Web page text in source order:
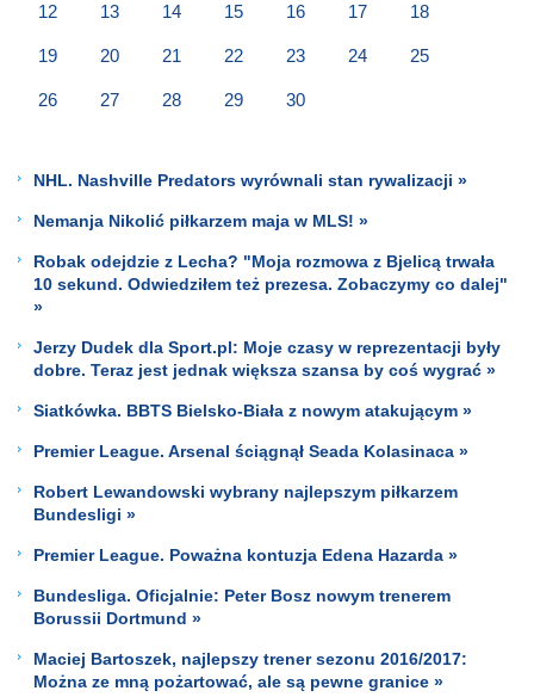
12 13 14 15 16 17 18
19 20 21 22 23 24 25
26 27 28 29 30
NHL. Nashville Predators wyrównali stan rywalizacji »
Nemanja Nikolić piłkarzem maja w MLS! »
Robak odejdzie z Lecha? "Moja rozmowa z Bjelicą trwała
10 sekund. Odwiedziłem też prezesa. Zobaczymy co dalej"
»
Jerzy Dudek dla Sport.pl: Moje czasy w reprezentacji były
dobre. Teraz jest jednak większa szansa by coś wygrać »
Siatkówka. BBTS Bielsko-Biała z nowym atakującym »
Premier League. Arsenal ściągnął Seada Kolasinaca »
Robert Lewandowski wybrany najlepszym piłkarzem
Bundesligi »
Premier League. Poważna kontuzja Edena Hazarda »
Bundesliga. Oficjalnie: Peter Bosz nowym trenerem
Borussii Dortmund »
Maciej Bartoszek, najlepszy trener sezonu 2016/2017:
Można ze mną pożartować, ale są pewne granice »